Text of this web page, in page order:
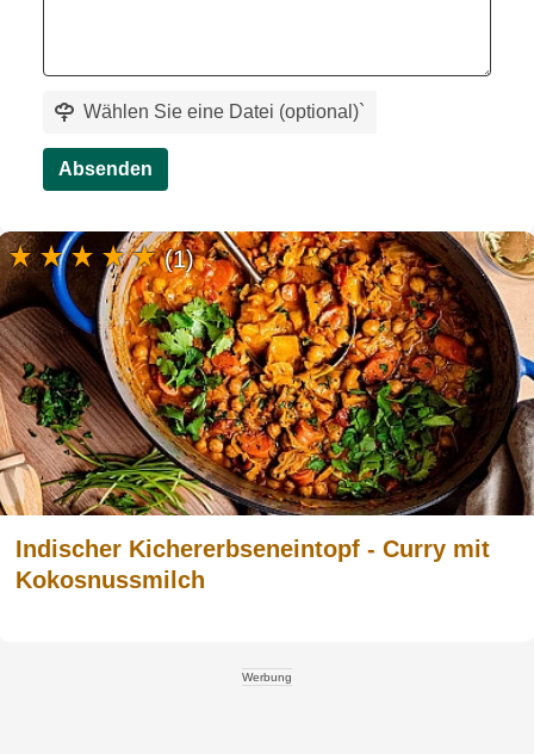
Wählen Sie eine Datei (optional)`
Absenden
Indischer Kichererbseneintopf - Curry mit
Kokosnussmilch
(1)
Werbung